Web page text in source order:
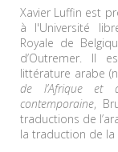
Xavier Luffin est
à l'Université
Royale de
d’Outremer. Il
littérature arabe
de l’Afrique et
contemporaine,
traductions de
la traduction de la